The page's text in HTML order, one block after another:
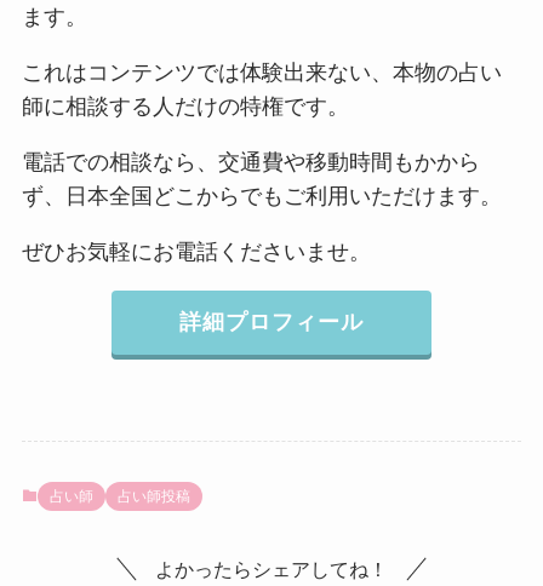
ます。
これはコンテンツでは体験出来ない、本物の占い
師に相談する人だけの特権です。
電話での相談なら、交通費や移動時間もかから
ず、日本全国どこからでもご利用いただけます。
ぜひお気軽にお電話くださいませ。
詳細プロフィール
占い師 占い師投稿
よかったらシェアしてね！